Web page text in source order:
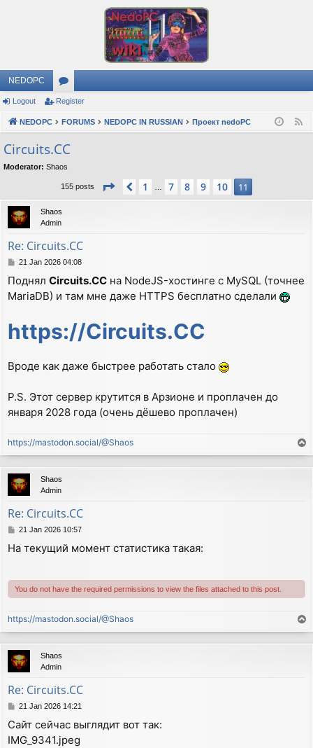
NEDOPC
or
u
m
s
Logout Register
NEDOPC FORUMS NEDOPC IN RUSSIAN Проект nedoPC
Circuits.CC
Moderator: Shaos
155 posts Page 11 of 11
Previous
1 7 8 9 10 11
Shaos
Admin
Re: Circuits.CC
P
s
t
21 Jan 2026 04:08
Поднял Circuits.CC на NodeJS-хостинге с MySQL (точнее
MariaDB) и там мне даже HTTPS бесплатно сделали
https://Circuits.CC
Вроде как даже быстрее работать стало
P.S. Этот сервер крутится в Арзионе и проплачен до
января 2028 года (очень дёшево проплачен)
https://mastodon.social/@Shaos
o
p
Shaos
Admin
Re: Circuits.CC
P
s
21 Jan 2026 10:57
На текущий момент статистика такая:
You do not have the required permissions to view the files attached to this post.
https://mastodon.social/@Shaos
o
p
Shaos
Admin
Re: Circuits.CC
P
s
t
21 Jan 2026 14:21
Сайт сейчас выглядит вот так:
IMG_9341.jpeg